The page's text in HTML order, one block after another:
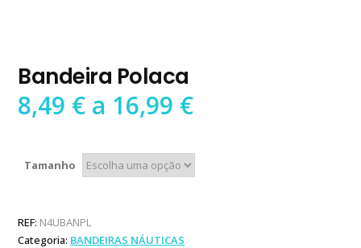
Bandeira Polaca
8,49 € a 16,99 €Preço
8,49 €
through
Tamanho
REF: N4UBANPL
Categoria: BANDEIRAS NÁUTICAS